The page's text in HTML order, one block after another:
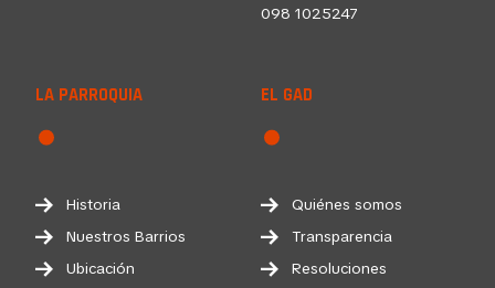
098 1025247
LA PARROQUIA
Historia
Nuestros Barrios
Ubicación
EL GAD
Quiénes somos
Transparencia
Resoluciones